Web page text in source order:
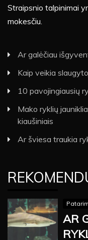
Straipsnio talpinimai
mokesčiu.
Ar galėčiau
Kaip veikia
10 pavojingiausių
Mako ryklių
kiaušiniais
Ar šviesa traukia
AR